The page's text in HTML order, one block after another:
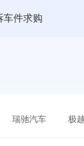
车件求购
瑞驰汽车 极